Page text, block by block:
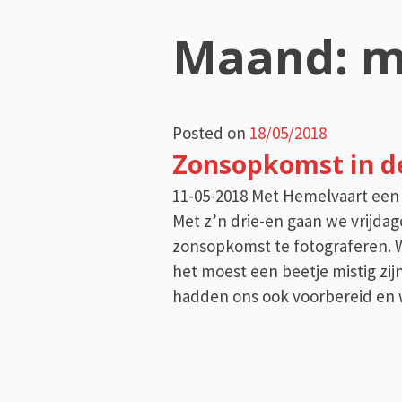
Maand:
Posted on 18/05/2018
Zonsopkomst in
11-05-2018 Met Hemelvaart
Met z’n drie-en gaan we
zonsopkomst te fotograferen.
het moest een beetje mistig
hadden ons ook voorbereid en